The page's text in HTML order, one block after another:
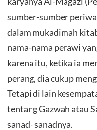
sumber-sumber
dalam mukadimah
nama-nama perawi
karena itu, ketika ia
perang, dia cukup
Tetapi di lain
tentang Gazwah atau
sanad- sanadnya.